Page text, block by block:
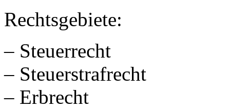
Rechtsgebiete:
– Steuerrecht
– Steuerstrafrecht
– Erbrecht